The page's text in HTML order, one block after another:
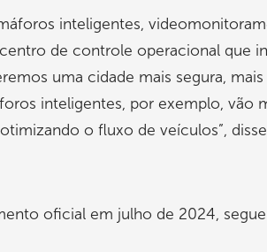
inteligentes,
de controle operacional que
uma cidade mais segura,
inteligentes, por exemplo, vão
o fluxo de veículos”,
oficial em julho de 2024,